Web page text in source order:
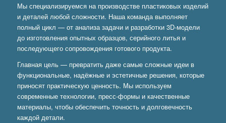
Мы специализируемся на производстве пластиковых изделий
и деталей любой сложности. Наша команда выполняет
полный цикл — от анализа задачи и разработки 3D-модели
до изготовления опытных образцов, серийного литья и
последующего сопровождения готового продукта.
Главная цель — превратить даже самые сложные идеи в
функциональные, надёжные и эстетичные решения, которые
приносят практическую ценность. Мы используем
современные технологии, пресс-формы и качественные
материалы, чтобы обеспечить точность и долговечность
каждой детали.